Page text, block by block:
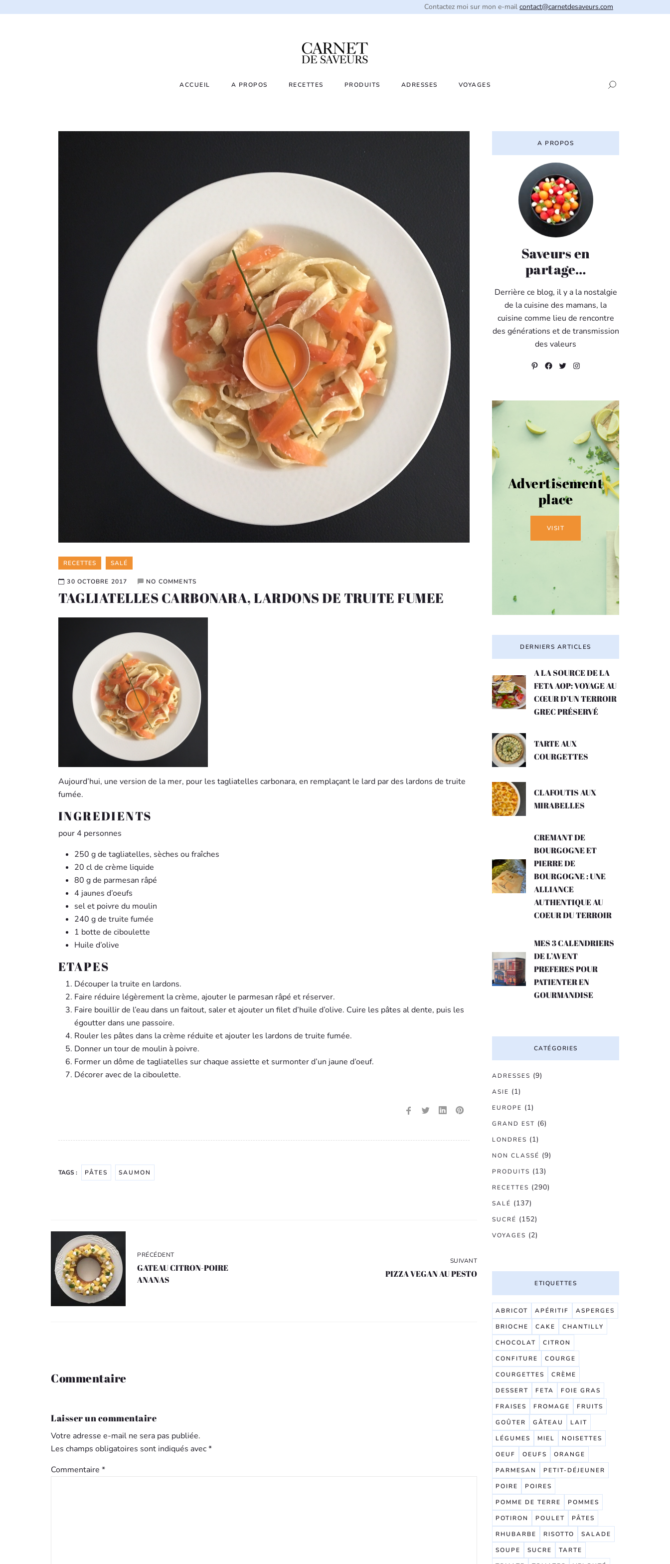
Contactez moi sur mon e-mail contact@carnetdesaveurs.com
ACCUEIL A PROPOS RECETTES PRODUITS ADRESSES VOYAGES
Categories
RECETTES SALÉ
30 OCTOBRE 2017 NO COMMENTS
TAGLIATELLES CARBONARA, LARDONS DE TRUITE FUMEE
Aujourd’hui, une version de la mer, pour les tagliatelles carbonara, en remplaçant le lard par des lardons de truite
fumée.
INGREDIENTS
pour 4 personnes
250 g de tagliatelles, sèches ou fraîches
20 cl de crème liquide
80 g de parmesan râpé
4 jaunes d’oeufs
sel et poivre du moulin
240 g de truite fumée
1 botte de ciboulette
Huile d’olive
ETAPES
Découper la truite en lardons.
Faire réduire légèrement la crème, ajouter le parmesan râpé et réserver.
Faire bouillir de l’eau dans un faitout, saler et ajouter un filet d’huile d’olive. Cuire les pâtes al dente, puis les
égoutter dans une passoire.
Rouler les pâtes dans la crème réduite et ajouter les lardons de truite fumée.
Donner un tour de moulin à poivre.
Former un dôme de tagliatelles sur chaque assiette et surmonter d’un jaune d’oeuf.
Décorer avec de la ciboulette.
TAGS : PÂTES SAUMON
Navigation
de
l’article
PRÉCÉDENT
GATEAU CITRON-POIRE
ANANAS
SUIVANT
PIZZA VEGAN AU PESTO
Commentaire
Laisser un commentaire
Votre adresse e-mail ne sera pas publiée.
Les champs obligatoires sont indiqués avec*
Commentaire *
A PROPOS
Saveurs en
partage…
Derrière ce blog, il y a la nostalgie
de la cuisine des mamans, la
cuisine comme lieu de rencontre
des générations et de transmission
des valeurs
Pinterest
Facebook
TwitterInstagram
Advertisement
place
VISIT
DERNIERS ARTICLES
A LA SOURCE DE LA
FETA AOP: VOYAGE AU
CŒUR D’UN TERROIR
GREC PRÉSERVÉ
TARTE AUX
COURGETTES
CLAFOUTIS AUX
MIRABELLES
CREMANT DE
BOURGOGNE ET
PIERRE DE
BOURGOGNE : UNE
ALLIANCE
AUTHENTIQUE AU
COEUR DU TERROIR
MES 3 CALENDRIERS
DE L’AVENT
PREFERES POUR
PATIENTER EN
GOURMANDISE
CATÉGORIES
ADRESSES (9)
ASIE (1)
EUROPE (1)
GRAND EST (6)
LONDRES (1)
NON CLASSÉ (9)
PRODUITS (13)
RECETTES (290)
SALÉ (137)
SUCRÉ (152)
VOYAGES (2)
ETIQUETTES
ABRICOT APÉRITIF
ASPERGES
BRIOCHE
CAKE
CHANTILLY
CHOCOLAT
CITRON
CONFITURE
COURGE
COURGETTES
CRÈME
DESSERT
FETA
FOIE GRAS
FRAISES
FROMAGE
FRUITS
GOÛTER
GÂTEAU
LAIT
LÉGUMES
MIEL
NOISETTES
OEUF
OEUFS
ORANGE
PARMESAN
PETIT-DÉJEUNER
POIRE
POIRES
POMME DE TERRE
POMMES
POTIRON
POULET
PÂTES
RHUBARBE
RISOTTO
SALADE
SOUPE
SUCRE
TARTE